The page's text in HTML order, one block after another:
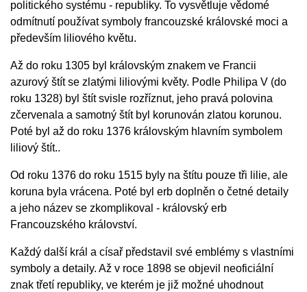
politického systému - republiky. To vysvětluje vědomé
odmítnutí používat symboly francouzské královské moci a
především liliového květu.
Až do roku 1305 byl královským znakem ve Francii
azurový štít se zlatými liliovými květy. Podle Philipa V (do
roku 1328) byl štít svisle rozříznut, jeho pravá polovina
zčervenala a samotný štít byl korunován zlatou korunou.
Poté byl až do roku 1376 královským hlavním symbolem
liliový štít..
Od roku 1376 do roku 1515 byly na štítu pouze tři lilie, ale
koruna byla vrácena. Poté byl erb doplněn o četné detaily
a jeho název se zkomplikoval - královský erb
Francouzského království.
Každý další král a císař představil své emblémy s vlastními
symboly a detaily. Až v roce 1898 se objevil neoficiální
znak třetí republiky, ve kterém je již možné uhodnout